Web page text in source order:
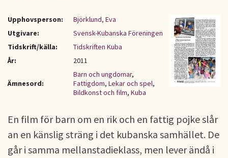
Upphovsperson:
Björklund, Eva
Utgivare:
Svensk-Kubanska Föreningen
Tidskrift/källa:
Tidskriften Kuba
År:
2011
Ämnesord:
Barn och ungdomar,
Fattigdom, Lekar och spel,
Bildkonst och film, Kuba
En film för barn om en rik och en fattig pojke slår
an en känslig sträng i det kubanska samhället. De
går i samma mellanstadieklass, men lever ändå i